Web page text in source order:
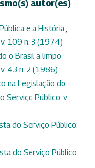
autor(es)
e a História,
109 n. 3 (1974)
o Brasil a limpo ,
43 n. 2 (1986)
na Legislação do
Serviço Público: v.
do Serviço Público:
do Serviço Público: